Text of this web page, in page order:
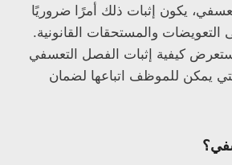
يكون إثبات ذلك أمرًا ضروريًا
والمستحقات القانونية.
كيفية إثبات الفصل التعسفي
يمكن للموظف اتباعها لضمان